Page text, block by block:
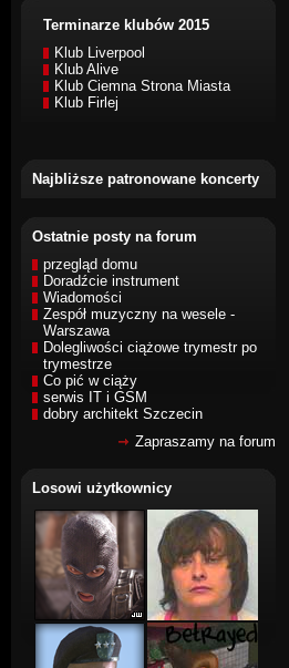
Terminarze klubów 2015
Klub Liverpool
Klub Alive
Klub Ciemna Strona Miasta
Klub Firlej
Najbliższe patronowane koncerty
Ostatnie posty na forum
przegląd domu
Doradźcie instrument
Wiadomości
Zespół muzyczny na wesele -
Warszawa
Dolegliwości ciążowe trymestr po
trymestrze
Co pić w ciąży
serwis IT i GSM
dobry architekt Szczecin
Zapraszamy na forum
Losowi użytkownicy